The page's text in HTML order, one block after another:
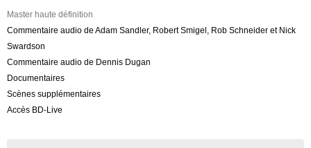
Master haute définition
Commentaire audio de Adam Sandler, Robert Smigel, Rob Schneider et Nick
Swardson
Commentaire audio de Dennis Dugan
Documentaires
Scènes supplémentaires
Accès BD-Live